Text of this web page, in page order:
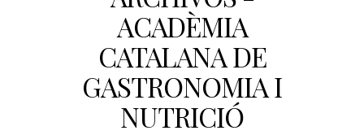
ACADÈMIA
CATALANA DE
GASTRONOMIA I
NUTRICIÓ